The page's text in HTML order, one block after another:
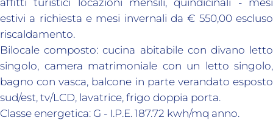
affitti turistici locazioni mensili, quindicinali - mesi
estivi a richiesta e mesi invernali da € 550,00 escluso
riscaldamento.
Bilocale composto: cucina abitabile con divano letto
singolo, camera matrimoniale con un letto singolo,
bagno con vasca, balcone in parte verandato esposto
sud/est, tv/LCD, lavatrice, frigo doppia porta.
Classe energetica: G - I.P.E. 187.72 kwh/mq anno.